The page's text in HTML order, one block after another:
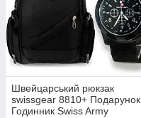
Швейцарський рюкзак
swissgear 8810+ Подарунок
Годинник Swiss Army